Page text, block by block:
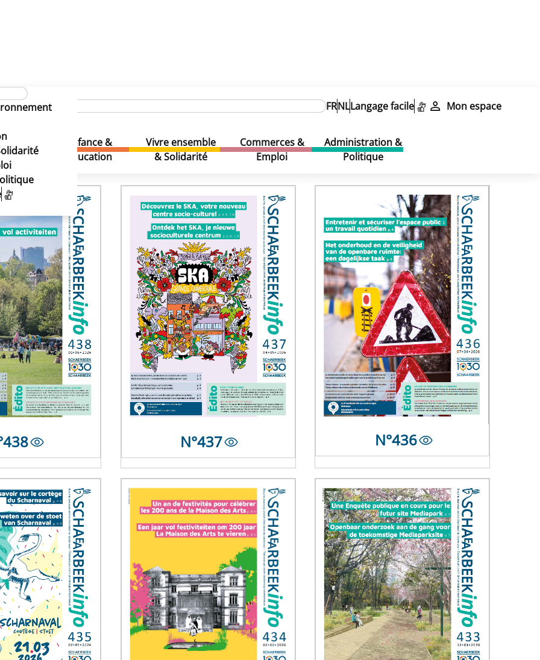
FRNLLangage facile Mon espace
Loisirs
Enfance &
Education
Vivre ensemble
& Solidarité
Commerces &
Emploi
Administration &
Politique
Info
Info
438 N°437 N°436